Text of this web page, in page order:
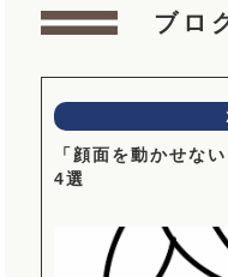
ブロ
「顔面を動かせな
4選